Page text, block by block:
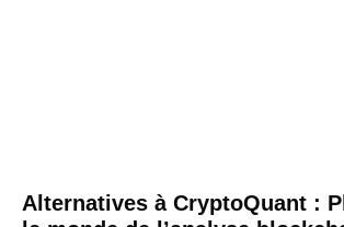
Alternatives à CryptoQuant :